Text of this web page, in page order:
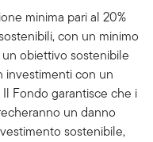
minima pari al 20%
con un minimo
obiettivo sostenibile
investimenti con un
Fondo garantisce che i
un danno
sostenibile,